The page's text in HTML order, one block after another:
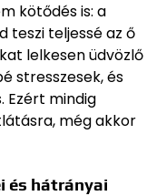
kötődés is: a
teszi teljessé az ő
lelkesen üdvözlő
stresszesek, és
Ezért mindig
még akkor
és hátrányai